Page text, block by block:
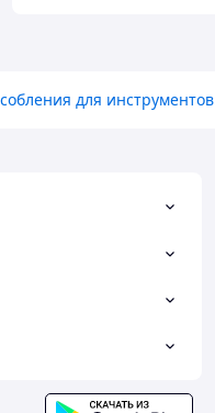
для инструментов